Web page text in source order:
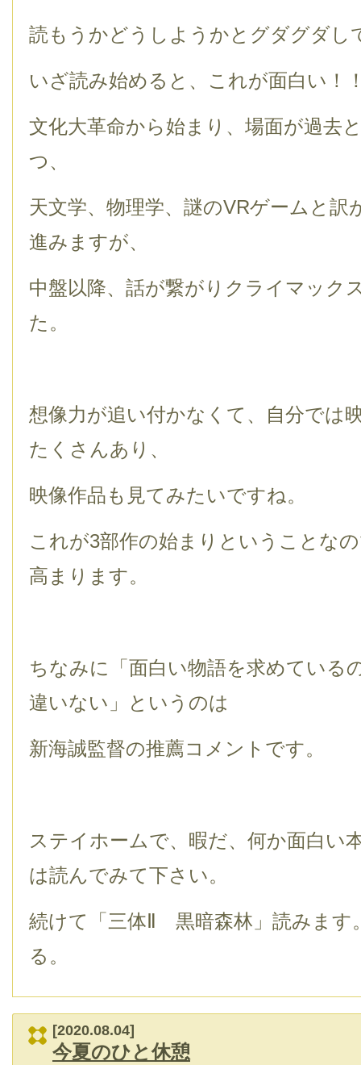
読もうかどうしようかとグダグダし
いざ読み始めると、これが面白い！
文化大革命から始まり、場面が過去
つ、
天文学、物理学、謎のVRゲームと訳
進みますが、
中盤以降、話が繋がりクライマック
た。
想像力が追い付かなくて、自分では
たくさんあり、
映像作品も見てみたいですね。
これが3部作の始まりということな
高まります。
ちなみに「面白い物語を求めている
違いない」というのは
新海誠監督の推薦コメントです。
ステイホームで、暇だ、何か面白い
は読んでみて下さい。
続けて「三体Ⅱ 黒暗森林」読みます
る。
[2020.08.04]
今夏のひと休憩